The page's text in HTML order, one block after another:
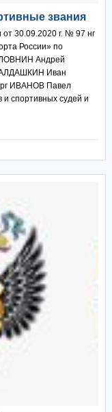
звания
от 30.09.2020 г. № 97 нг
России» по
Андрей
АЛДАШКИН Иван
ИВАНОВ Павел
спортивных судей и